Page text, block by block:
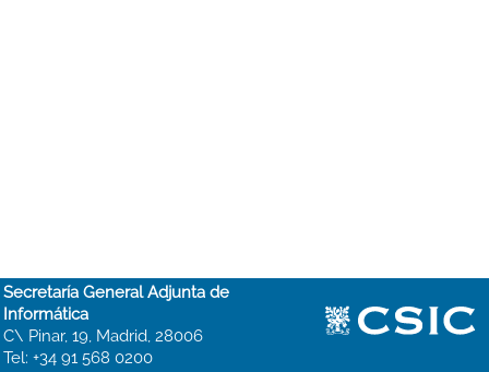
Secretaría General Adjunta de
Informática
C\ Pinar, 19, Madrid, 28006
Tel: +34 91 568 0200